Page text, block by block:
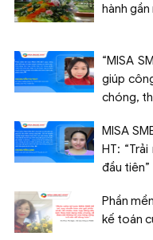
hành
“MISA
giúp
chóng,
MISA
HT:
đầu tiên”
Phần
kế toán